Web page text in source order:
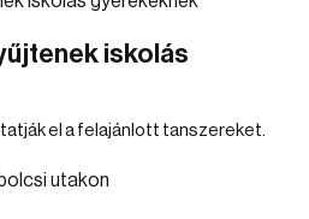
iskolás
el a felajánlott tanszereket.